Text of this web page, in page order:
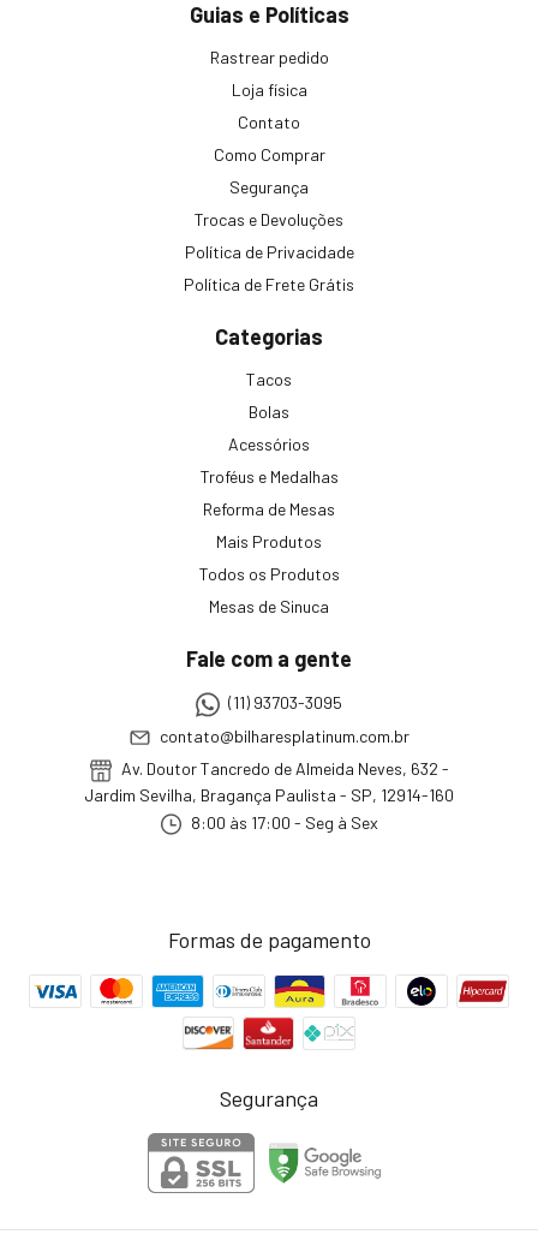
Guias e Políticas
Rastrear pedido
Loja física
Contato
Como Comprar
Segurança
Trocas e Devoluções
Política de Privacidade
Política de Frete Grátis
Categorias
Tacos
Bolas
Acessórios
Troféus e Medalhas
Reforma de Mesas
Mais Produtos
Todos os Produtos
Mesas de Sinuca
Fale com a gente
(11) 93703-3095
contato@bilharesplatinum.com.br
Av. Doutor Tancredo de Almeida Neves, 632 -
Jardim Sevilha, Bragança Paulista - SP, 12914-160
8:00 às 17:00 - Seg à Sex
Formas de pagamento
Segurança